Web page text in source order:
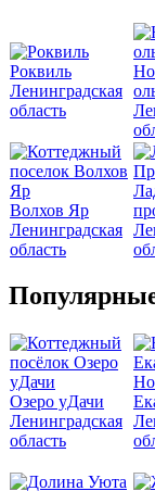
Роквиль
Ленинградская
область
Волхов Яр
Ленинградская
область
Озеро уДачи
Ленинградская
область